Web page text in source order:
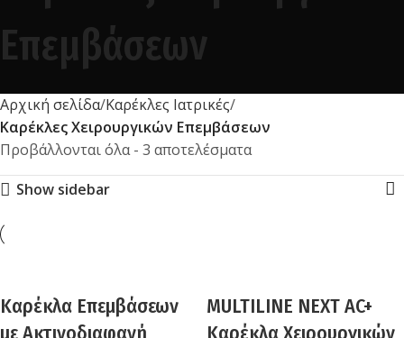
Επεμβάσεων
Αρχική σελίδα Καρέκλες Ιατρικές
Καρέκλες Χειρουργικών Επεμβάσεων
Προβάλλονται όλα - 3 αποτελέσματα
Show sidebar
Καρέκλα Επεμβάσεων
με Ακτινοδιαφανή
MULTILINE NEXT AC+
Καρέκλα Χειρουργικών